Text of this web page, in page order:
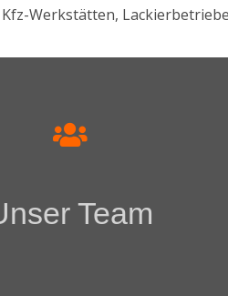
Werkstätten,
Team